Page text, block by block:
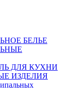
БЕЛЬЕ
ДЛЯ КУХНИ
ИЗДЕЛИЯ